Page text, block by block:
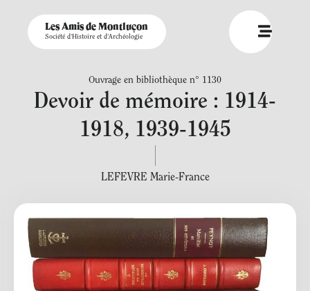
Les Amis de Montluçon
Société d'Histoire et d'Archéologie
Ouvrage en bibliothèque n° 1130
Devoir de mémoire : 1914-
1918, 1939-1945
LEFEVRE Marie-France